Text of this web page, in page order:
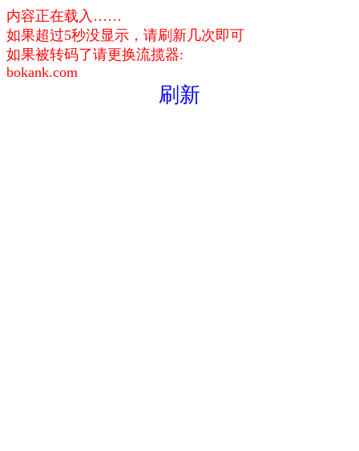
内容正在载入……
如果超过5秒没显示，请刷新几次即可
如果被转码了请更换流揽器:
bokank.com
刷新